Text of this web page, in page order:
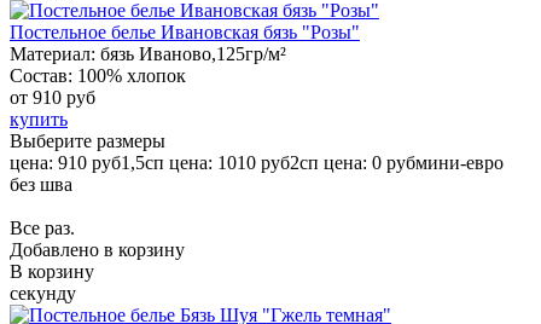
Постельное белье Ивановская бязь "Розы"
Материал: бязь Иваново,125гр/м²
Состав: 100% хлопок
от 910 руб
купить
Выберите размеры
цена: 910 руб1,5сп цена: 1010 руб2сп цена: 0 рубмини-евро
без шва
Все раз.
Добавлено в корзину
В корзину
секунду